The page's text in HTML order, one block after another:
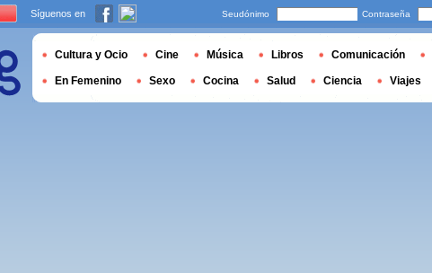
Síguenos en Seudónimo Contraseña
Cultura y Ocio Cine Música Libros Comunicación
En Femenino Sexo Cocina Salud Ciencia Viajes